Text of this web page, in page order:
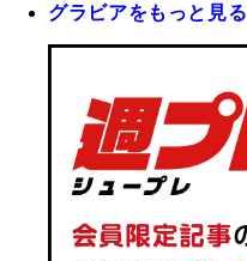
グラビアをもっと見る